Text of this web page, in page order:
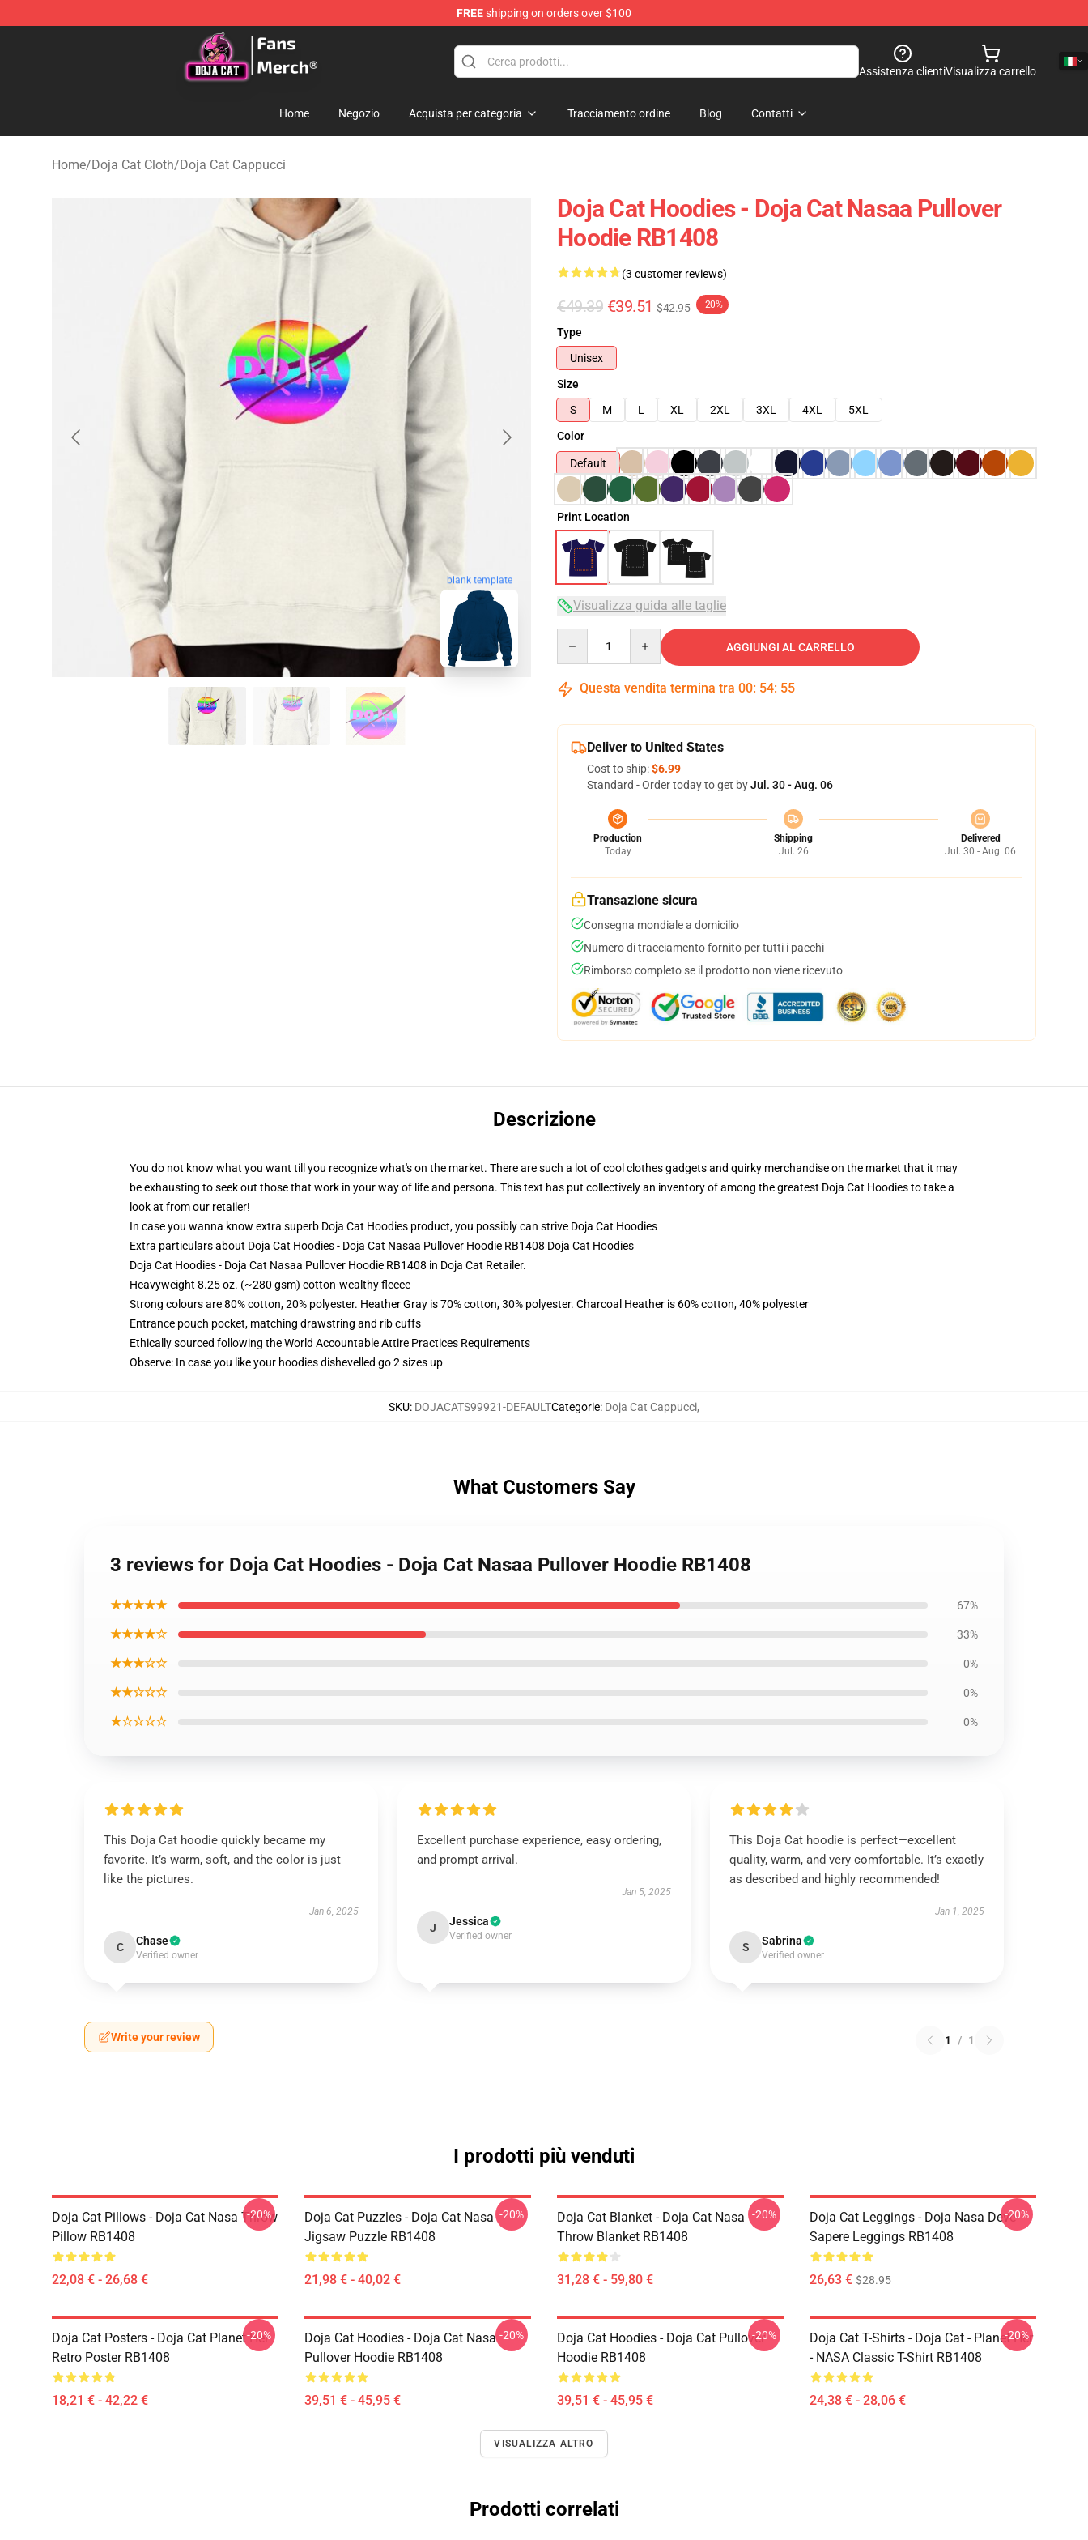
FREEshipping on orders over $100
Doja Cat Store - Official Doja Cat Merchandise Shop
Assistenza clientiVisualizza carrello
Home Negozio Acquista per categoria Tracciamento ordine Blog Contatti
Home/Doja Cat Cloth/Doja Cat Cappucci
blank template
Doja Cat Hoodies - Doja Cat Nasaa Pullover
Hoodie RB1408
(3 customer reviews)
€49.39 €39.51 $42.95 -20%
Type
Unisex
Size
S
M L XL 2XL 3XL 4XL
5XL
Color
Default
Print Location
Visualizza guida alle taglie
AGGIUNGI AL CARRELLO
Questa vendita termina tra 00: 54: 54
Deliver to United States
Cost to ship:$6.99
Standard - Order today to get byJul. 30 - Aug. 06
Production
Today
Shipping
Jul. 26
Delivered
Jul. 30 - Aug. 06
Transazione sicura
Consegna mondiale a domicilio
Numero di tracciamento fornito per tutti i pacchi
Rimborso completo se il prodotto non viene ricevuto
Descrizione
You do not know what you want till you recognize what's on the market. There are such a lot of cool clothes gadgets and quirky merchandise on the market that it may
be exhausting to seek out those that work in your way of life and persona. This text has put collectively an inventory of among the greatest Doja Cat Hoodies to take a
look at from our retailer!
In case you wanna know extra superb Doja Cat Hoodies product, you possibly can strive Doja Cat Hoodies
Extra particulars about Doja Cat Hoodies - Doja Cat Nasaa Pullover Hoodie RB1408 Doja Cat Hoodies
Doja Cat Hoodies - Doja Cat Nasaa Pullover Hoodie RB1408 in Doja Cat Retailer.
Heavyweight 8.25 oz. (~280 gsm) cotton-wealthy fleece
Strong colours are 80% cotton, 20% polyester. Heather Gray is 70% cotton, 30% polyester. Charcoal Heather is 60% cotton, 40% polyester
Entrance pouch pocket, matching drawstring and rib cuffs
Ethically sourced following the World Accountable Attire Practices Requirements
Observe: In case you like your hoodies dishevelled go 2 sizes up
SKU: DOJACATS99921-DEFAULTCategorie: Doja Cat Cappucci,
What Customers Say
3 reviews for Doja Cat Hoodies - Doja Cat Nasaa Pullover Hoodie RB1408
★★★★★ 67%
★★★★☆ 33%
★★★☆☆ 0%
★★☆☆☆ 0%
★☆☆☆☆ 0%
This Doja Cat hoodie quickly became my
favorite. It’s warm, soft, and the color is just
like the pictures.
Jan 6, 2025
C Chase
Verified owner
Excellent purchase experience, easy ordering,
and prompt arrival.
Jan 5, 2025
J Jessica
Verified owner
This Doja Cat hoodie is perfect—excellent
quality, warm, and very comfortable. It’s exactly
as described and highly recommended!
Jan 1, 2025
S Sabrina
Verified owner
Write your review 1 / 1
I prodotti più venduti
Doja Cat Pillows - Doja Cat Nasa Throw
Pillow RB1408
22,08 € - 26,68 €
-20%
Doja Cat Puzzles - Doja Cat Nasa
Jigsaw Puzzle RB1408
21,98 € - 40,02 €
-20%
Doja Cat Blanket - Doja Cat Nasa
Throw Blanket RB1408
31,28 € - 59,80 €
-20%
Doja Cat Leggings - Doja Nasa Deve
Sapere Leggings RB1408
26,63 € $28.95
-20%
Doja Cat Posters - Doja Cat Planet Her
Retro Poster RB1408
18,21 € - 42,22 €
-20%
Doja Cat Hoodies - Doja Cat Nasa
Pullover Hoodie RB1408
39,51 € - 45,95 €
-20%
Doja Cat Hoodies - Doja Cat Pullover
Hoodie RB1408
39,51 € - 45,95 €
-20%
Doja Cat T-Shirts - Doja Cat - Planet Her
- NASA Classic T-Shirt RB1408
24,38 € - 28,06 €
-20%
VISUALIZZA ALTRO
Prodotti correlati